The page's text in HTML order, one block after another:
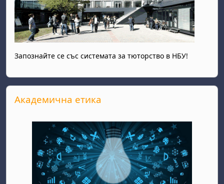
Запознайте се със системата за тюторство в НБУ!
Прескочи Академична етика
Академична етика